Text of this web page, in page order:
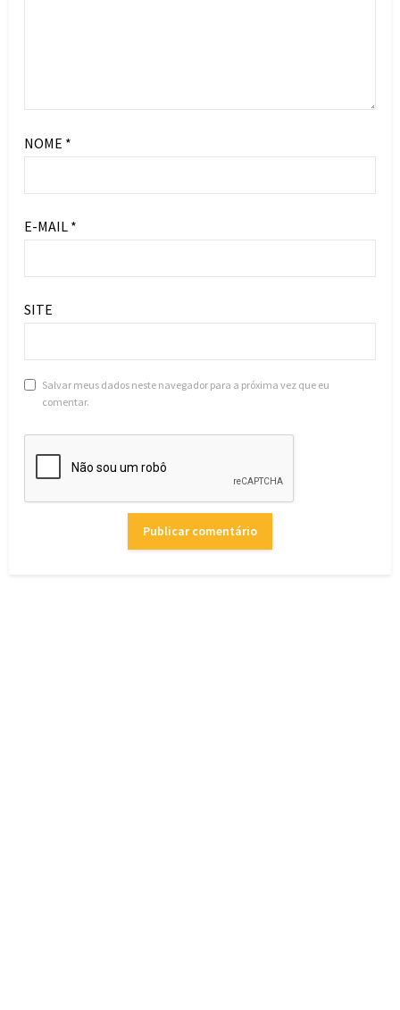
NOME *
E-MAIL *
SITE
Salvar meus dados neste navegador para a próxima vez que eu
comentar.